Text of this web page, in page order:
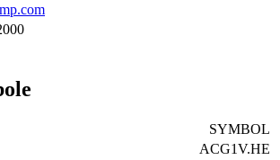
SYMBOL
ACG1V.HE